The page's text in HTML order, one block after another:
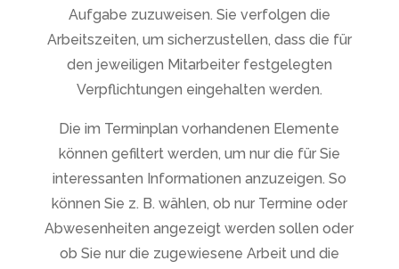
Aufgabe zuzuweisen. Sie verfolgen die
Arbeitszeiten, um sicherzustellen, dass die für
den jeweiligen Mitarbeiter festgelegten
Verpflichtungen eingehalten werden.
Die im Terminplan vorhandenen Elemente
können gefiltert werden, um nur die für Sie
interessanten Informationen anzuzeigen. So
können Sie z. B. wählen, ob nur Termine oder
Abwesenheiten angezeigt werden sollen oder
ob Sie nur die zugewiesene Arbeit und die